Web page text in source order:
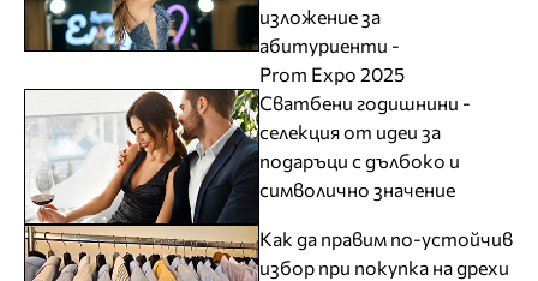
изложение за
абитуриенти -
Prom Expo 2025
Сватбени годишнини -
селекция от идеи за
подаръци с дълбоко и
символично значение
Как да правим по-устойчив
избор при покупка на дрехи